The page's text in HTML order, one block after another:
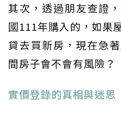
其次，透過朋友查證
國111年購入的，如果
貸去買新房，現在急
間房子會不會有風險？
實價登錄的真相與迷思